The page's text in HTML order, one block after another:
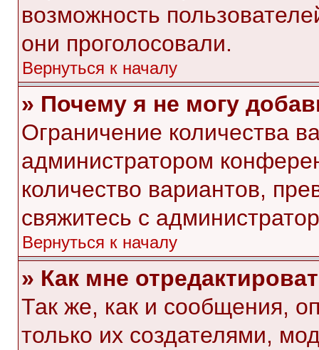
возможность
они проголосовали.
Вернуться к началу
» Почему я не могу
Ограничение количества
администратором
количество вариантов,
свяжитесь с
Вернуться к началу
» Как мне
Так же, как и сообщения,
только их создателями,